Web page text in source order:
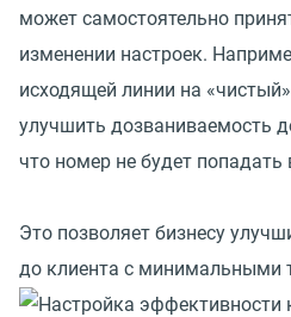
может самостоятельно
изменении настроек.
исходящей линии на
улучшить дозваниваемость
что номер не будет попадать
Это позволяет бизнесу
до клиента с минимальными